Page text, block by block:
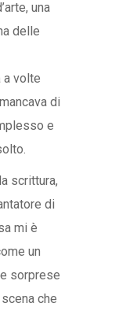
una
delle
a volte
di
e
scrittura,
di
mi è
un
sorprese
che